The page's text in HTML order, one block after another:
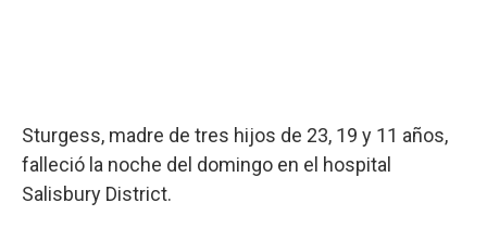
Sturgess, madre de tres hijos de 23, 19 y 11 años,
falleció la noche del domingo en el hospital
Salisbury District.